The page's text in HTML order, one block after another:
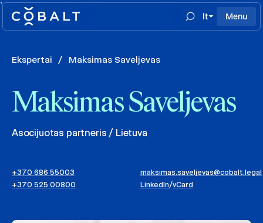
`
lt
Menu
Ekspertai / Maksimas Saveljevas
Maksimas Saveljevas
Asocijuotas partneris / Lietuva
+370 686 55003
+370 525 00800
maksimas.saveljevas@cobalt.legal
LinkedIn/vCard